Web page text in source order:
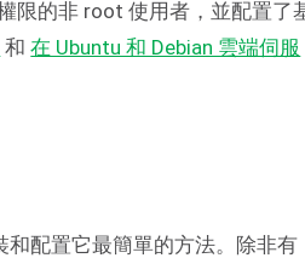
限的非 root 使用者，並配置了
和在 Ubuntu 和 Debian 雲端伺服
和配置它最簡單的方法。除非有